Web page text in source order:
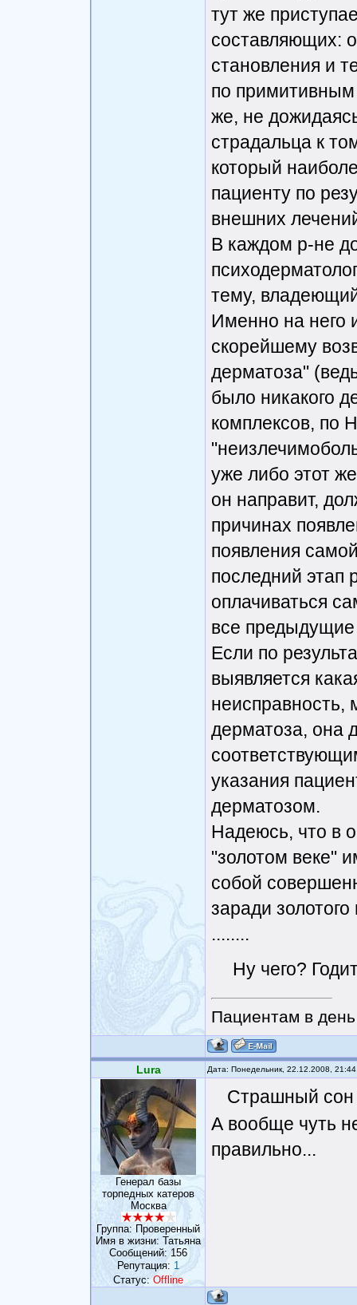
тут же
составляющих:
становления и
по примитивным
же, не
страдальца к
который
пациенту по
внешних
В каждом р-не
тему,
Именно на него
скорейшему
дерматоза"
было никакого
комплексов, по
уже либо этот
он направит,
причинах
появления
последний этап
оплачиваться
все предыдущие
Если по
выявляется
неисправность,
дерматоза, она
указания
дерматозом.
Надеюсь, что в
"золотом веке"
собой
заради
........
Ну чего?
Пациентам в
Lura Дата: Понедельник, 22.12.2008,
Генерал базы
торпедных катеров
Москва
Группа: Проверенный
Имя в жизни: Татьяна
Сообщений: 156
Репутация: 1
Статус:Offline
Страшный
А вообще чуть
правильно...